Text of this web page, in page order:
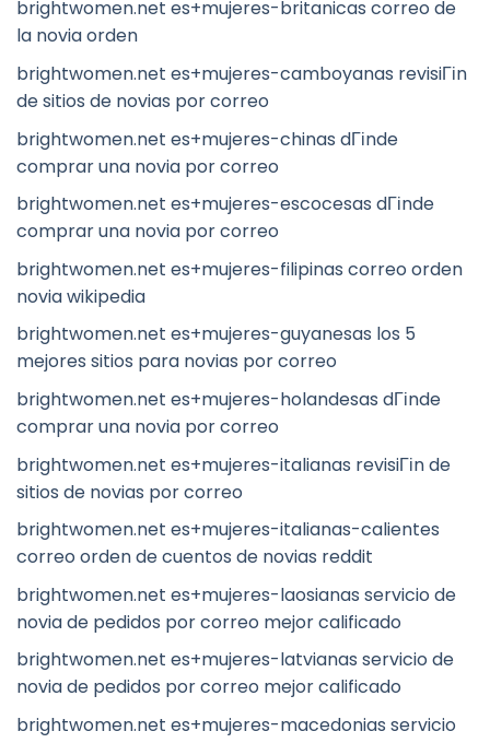
brightwomen.net es+mujeres-britanicas correo de
la novia orden
brightwomen.net es+mujeres-camboyanas revisiГіn
de sitios de novias por correo
brightwomen.net es+mujeres-chinas dГіnde
comprar una novia por correo
brightwomen.net es+mujeres-escocesas dГіnde
comprar una novia por correo
brightwomen.net es+mujeres-filipinas correo orden
novia wikipedia
brightwomen.net es+mujeres-guyanesas los 5
mejores sitios para novias por correo
brightwomen.net es+mujeres-holandesas dГіnde
comprar una novia por correo
brightwomen.net es+mujeres-italianas revisiГіn de
sitios de novias por correo
brightwomen.net es+mujeres-italianas-calientes
correo orden de cuentos de novias reddit
brightwomen.net es+mujeres-laosianas servicio de
novia de pedidos por correo mejor calificado
brightwomen.net es+mujeres-latvianas servicio de
novia de pedidos por correo mejor calificado
brightwomen.net es+mujeres-macedonias servicio